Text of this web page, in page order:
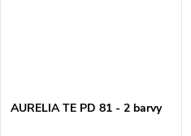
AURELIA TE PD 81 - 2 barvy